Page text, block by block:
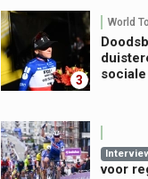
3
World
voor